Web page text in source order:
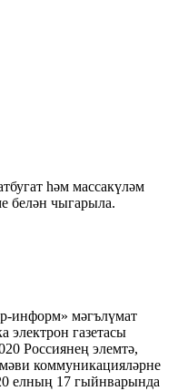
һәм массакүләм
белән чыгарыла.
мәгълүмат
электрон газетасы
Россиянең элемтә,
коммуникацияләрне
елның 17 гыйнварында